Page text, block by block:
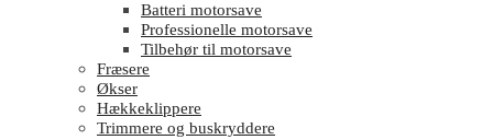
Batteri motorsave
Professionelle motorsave
Tilbehør til motorsave
Fræsere
Økser
Hækkeklippere
Trimmere og buskryddere